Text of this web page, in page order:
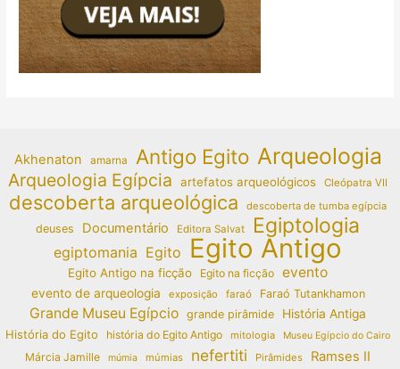
Akhenaton amarna Antigo Egito Arqueologia
Arqueologia Egípcia artefatos arqueológicos Cleópatra VII
descoberta arqueológica descoberta de tumba egípcia
deuses Documentário Editora Salvat Egiptologia
egiptomania Egito Egito Antigo
Egito Antigo na ficção Egito na ficção evento
evento de arqueologia exposição faraó Faraó Tutankhamon
Grande Museu Egípcio grande pirâmide
História Antiga
História do Egito
história do Egito Antigo mitologia Museu Egípcio do Cairo
Márcia Jamille múmia múmias nefertiti Pirâmides Ramses II